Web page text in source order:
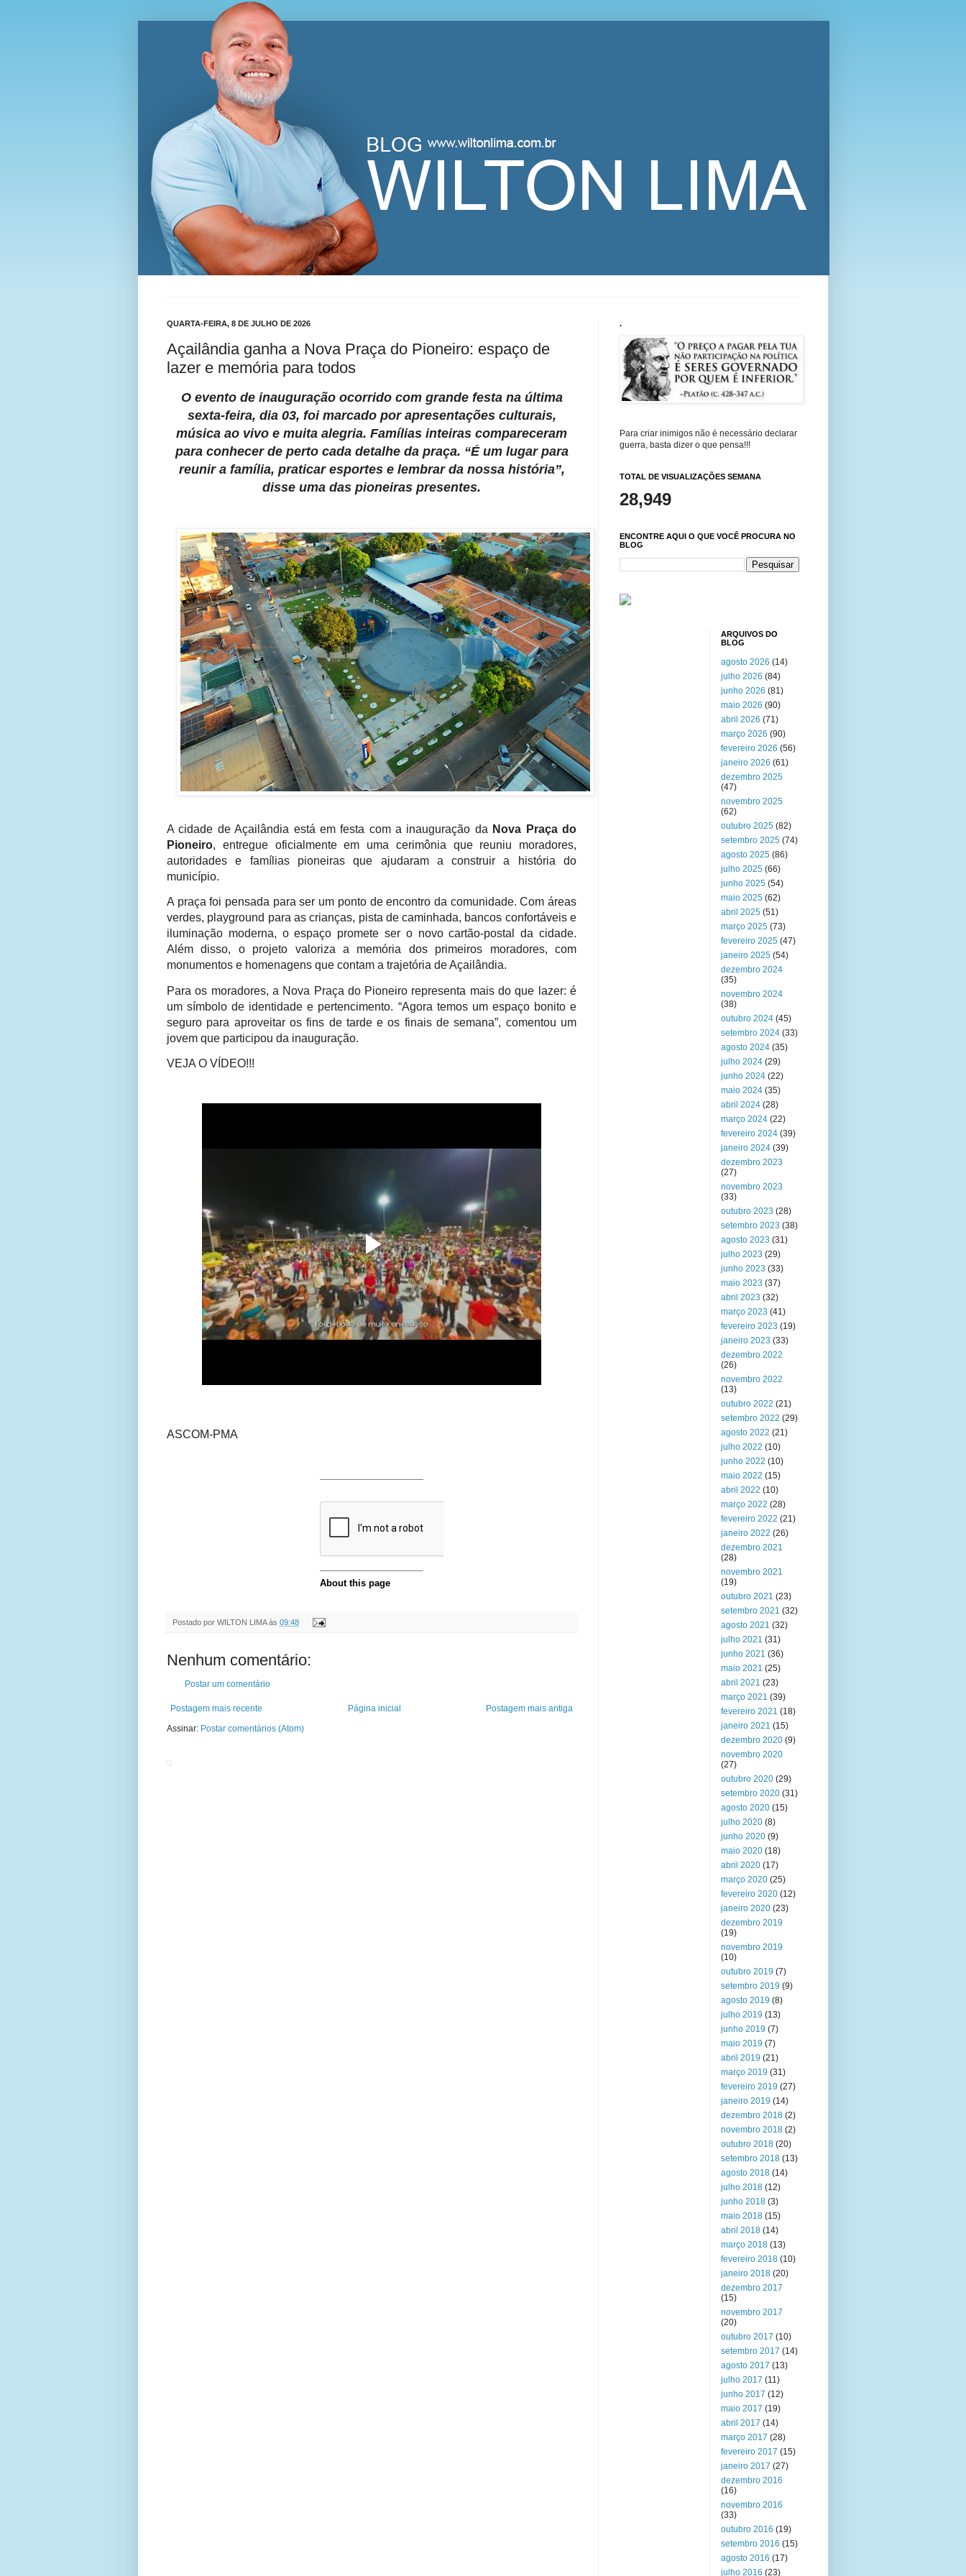
Blog Wilton Lima
QUARTA-FEIRA, 8 DE JULHO DE 2026
Açailândia ganha a Nova Praça do Pioneiro: espaço de
lazer e memória para todos
O evento de inauguração ocorrido com grande festa na última
sexta-feira, dia 03, foi marcado por apresentações culturais,
música ao vivo e muita alegria. Famílias inteiras compareceram
para conhecer de perto cada detalhe da praça. “É um lugar para
reunir a família, praticar esportes e lembrar da nossa história”,
disse uma das pioneiras presentes.
A cidade de Açailândia está em festa com a inauguração da Nova Praça do
Pioneiro, entregue oficialmente em uma cerimônia que reuniu moradores,
autoridades e famílias pioneiras que ajudaram a construir a história do
município.
A praça foi pensada para ser um ponto de encontro da comunidade. Com áreas
verdes, playground para as crianças, pista de caminhada, bancos confortáveis e
iluminação moderna, o espaço promete ser o novo cartão-postal da cidade.
Além disso, o projeto valoriza a memória dos primeiros moradores, com
monumentos e homenagens que contam a trajetória de Açailândia.
Para os moradores, a Nova Praça do Pioneiro representa mais do que lazer: é
um símbolo de identidade e pertencimento. “Agora temos um espaço bonito e
seguro para aproveitar os fins de tarde e os finais de semana”, comentou um
jovem que participou da inauguração.
VEJA O VÍDEO!!!
ASCOM-PMA
Postado por WILTON LIMA às 09:48
Nenhum comentário:
Postar um comentário
Postagem mais recente Postagem mais antiga
Página inicial
Assinar: Postar comentários (Atom)
.
Para criar inimigos não é necessário declarar
guerra, basta dizer o que pensa!!!
TOTAL DE VISUALIZAÇÕES SEMANA
28,949
ENCONTRE AQUI O QUE VOCÊ PROCURA NO
BLOG
ARQUIVOS DO
BLOG
agosto 2026 (14)
julho 2026 (84)
junho 2026 (81)
maio 2026 (90)
abril 2026 (71)
março 2026 (90)
fevereiro 2026 (56)
janeiro 2026 (61)
dezembro 2025
(47)
novembro 2025
(62)
outubro 2025 (82)
setembro 2025 (74)
agosto 2025 (86)
julho 2025 (66)
junho 2025 (54)
maio 2025 (62)
abril 2025 (51)
março 2025 (73)
fevereiro 2025 (47)
janeiro 2025 (54)
dezembro 2024
(35)
novembro 2024
(38)
outubro 2024 (45)
setembro 2024 (33)
agosto 2024 (35)
julho 2024 (29)
junho 2024 (22)
maio 2024 (35)
abril 2024 (28)
março 2024 (22)
fevereiro 2024 (39)
janeiro 2024 (39)
dezembro 2023
(27)
novembro 2023
(33)
outubro 2023 (28)
setembro 2023 (38)
agosto 2023 (31)
julho 2023 (29)
junho 2023 (33)
maio 2023 (37)
abril 2023 (32)
março 2023 (41)
fevereiro 2023 (19)
janeiro 2023 (33)
dezembro 2022
(26)
novembro 2022
(13)
outubro 2022 (21)
setembro 2022 (29)
agosto 2022 (21)
julho 2022 (10)
junho 2022 (10)
maio 2022 (15)
abril 2022 (10)
março 2022 (28)
fevereiro 2022 (21)
janeiro 2022 (26)
dezembro 2021
(28)
novembro 2021
(19)
outubro 2021 (23)
setembro 2021 (32)
agosto 2021 (32)
julho 2021 (31)
junho 2021 (36)
maio 2021 (25)
abril 2021 (23)
março 2021 (39)
fevereiro 2021 (18)
janeiro 2021 (15)
dezembro 2020 (9)
novembro 2020
(27)
outubro 2020 (29)
setembro 2020 (31)
agosto 2020 (15)
julho 2020 (8)
junho 2020 (9)
maio 2020 (18)
abril 2020 (17)
março 2020 (25)
fevereiro 2020 (12)
janeiro 2020 (23)
dezembro 2019
(19)
novembro 2019
(10)
outubro 2019 (7)
setembro 2019 (9)
agosto 2019 (8)
julho 2019 (13)
junho 2019 (7)
maio 2019 (7)
abril 2019 (21)
março 2019 (31)
fevereiro 2019 (27)
janeiro 2019 (14)
dezembro 2018 (2)
novembro 2018 (2)
outubro 2018 (20)
setembro 2018 (13)
agosto 2018 (14)
julho 2018 (12)
junho 2018 (3)
maio 2018 (15)
abril 2018 (14)
março 2018 (13)
fevereiro 2018 (10)
janeiro 2018 (20)
dezembro 2017
(15)
novembro 2017
(20)
outubro 2017 (10)
setembro 2017 (14)
agosto 2017 (13)
julho 2017 (11)
junho 2017 (12)
maio 2017 (19)
abril 2017 (14)
março 2017 (28)
fevereiro 2017 (15)
janeiro 2017 (27)
dezembro 2016
(16)
novembro 2016
(33)
outubro 2016 (19)
setembro 2016 (15)
agosto 2016 (17)
julho 2016 (23)